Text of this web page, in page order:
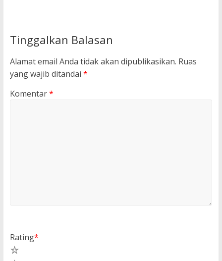
Tinggalkan Balasan
Alamat email Anda tidak akan dipublikasikan. Ruas
yang wajib ditandai *
Komentar*
Rating*